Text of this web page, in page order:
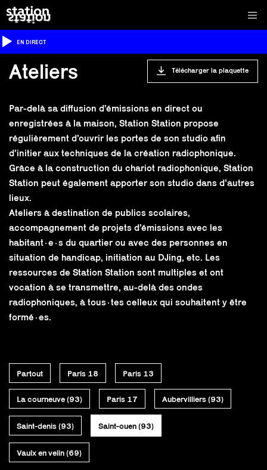
EN DIRECT
Ateliers Télécharger la plaquette
Par-delà sa diffusion d’émissions en direct ou
enregistrées à la maison, Station Station propose
régulièrement d’ouvrir les portes de son studio afin
d’initier aux techniques de la création radiophonique.
Grâce à la construction du chariot radiophonique, Station
Station peut également apporter son studio dans d’autres
lieux.
Ateliers à destination de publics scolaires,
accompagnement de projets d’émissions avec les
habitant·e·s du quartier ou avec des personnes en
situation de handicap, initiation au DJing, etc. Les
ressources de Station Station sont multiples et ont
vocation à se transmettre, au-delà des ondes
radiophoniques, à tous·tes celleux qui souhaitent y être
formé·es.
Partout Paris 18 Paris 13
La courneuve (93) Paris 17 Aubervilliers (93)
Saint-denis (93) Saint-ouen (93)
Vaulx en velin (69)